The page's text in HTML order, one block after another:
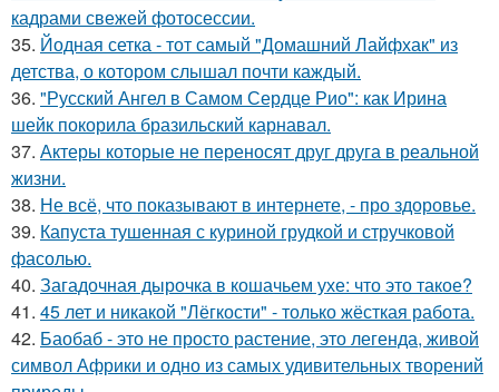
кадрами свежей фотосессии.
35. Йодная сетка - тот самый "Домашний Лайфхак" из
детства, о котором слышал почти каждый.
36. "Русский Ангел в Самом Сердце Рио": как Ирина
шейк покорила бразильский карнавал.
37. Актеры которые не переносят друг друга в реальной
жизни.
38. Не всё, что показывают в интернете, - про здоровье.
39. Капуста тушенная с куриной грудкой и стручковой
фасолью.
40. Загадочная дырочка в кошачьем ухе: что это такое?
41. 45 лет и никакой "Лёгкости" - только жёсткая работа.
42. Баобаб - это не просто растение, это легенда, живой
символ Африки и одно из самых удивительных творений